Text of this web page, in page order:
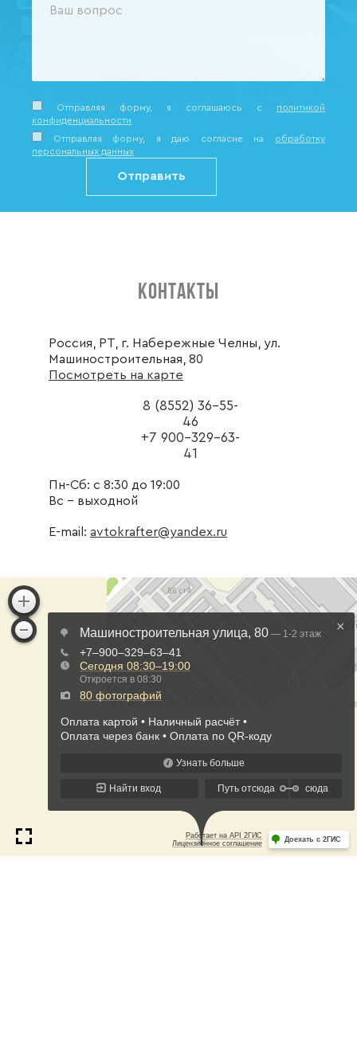
Отправляя форму, я соглашаюсь c политикой
конфиденциальности
Отправляя форму, я даю согласие на обработку
персональных данных
КОНТАКТЫ
Россия, РТ, г. Набережные Челны, ул.
Машиностроительная, 80
Посмотреть на карте
8 (8552) 36-55-
46
+7 900-329-63-
41
Пн-Сб: с 8:30 до 19:00
Вс - выходной
E-mail: avtokrafter@yandex.ru